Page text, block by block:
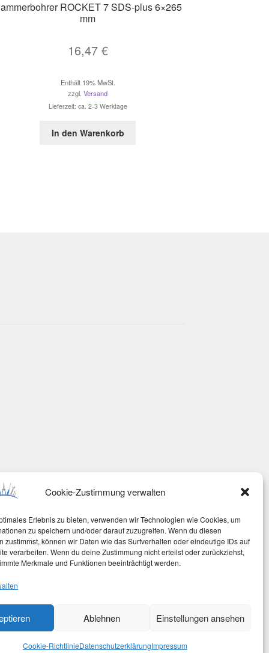
Cookie-Zustimmung verwalten
Erlebnis zu bieten, verwenden wir Technologien wie Cookies, um
zu speichern und/oder darauf zuzugreifen. Wenn du diesen
zustimmst, können wir Daten wie das Surfverhalten oder eindeutige IDs auf
verarbeiten. Wenn du deine Zustimmung nicht erteilst oder zurückziehst,
Merkmale und Funktionen beeinträchtigt werden.
Ablehnen Einstellungen ansehen
Cookie-RichtlinieDatenschutzerklärungImpressum
ROCKET 7 SDS-plus 6×265
mm
16,47 €
Enthält 19% MwSt.
zzgl.Versand
Lieferzeit: ca. 2-3 Werktage
In den Warenkorb